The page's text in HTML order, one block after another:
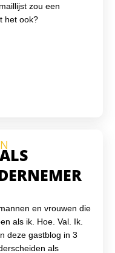
zou een
het ook?
en vrouwen die
als ik. Hoe. Val. Ik.
deze gastblog in 3
als